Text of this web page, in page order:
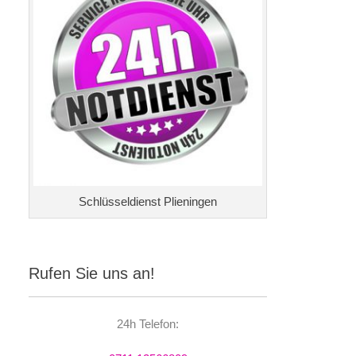
Schlüsseldienst Plieningen
Rufen Sie uns an!
24h Telefon: